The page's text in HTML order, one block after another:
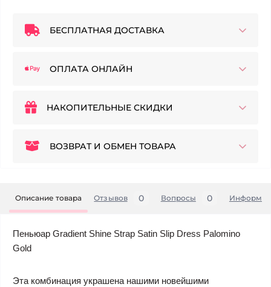
БЕСПЛАТНАЯ ДОСТАВКА
ОПЛАТА ОНЛАЙН
НАКОПИТЕЛЬНЫЕ СКИДКИ
ВОЗВРАТ И ОБМЕН ТОВАРА
Описание товара Отзывов 0 Вопросы 0
Пеньюар Gradient Shine Strap Satin Slip Dress Palomino
Gold
Эта комбинация украшена нашими новейшими